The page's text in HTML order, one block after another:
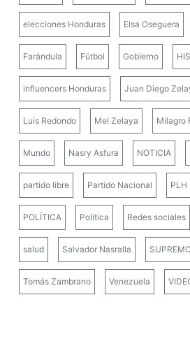
elecciones Honduras Elsa Oseguera
Farándula Fútbol Gobierno
influencers Honduras Juan Diego
Luis Redondo Mel Zelaya Milagro
Mundo Nasry Asfura NOTICIA
partido libre Partido Nacional PLH
POLÍTICA Política Redes sociales
salud Salvador Nasralla
Tomás Zambrano Venezuela